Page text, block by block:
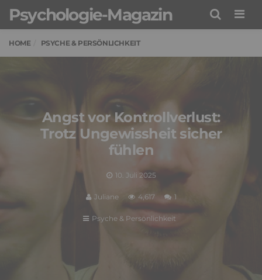
Psychologie-Magazin
HOME PSYCHE & PERSÖNLICHKEIT
Angst vor Kontrollverlust:
Trotz Ungewissheit sicher
fühlen
10. Juli 2025
Juliane 4,617 1
Psyche & Persönlichkeit